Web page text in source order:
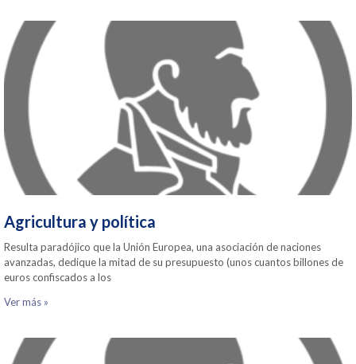
Agricultura y política
Resulta paradójico que la Unión Europea, una asociación de naciones
avanzadas, dedique la mitad de su presupuesto (unos cuantos billones de
euros confiscados a los
Ver más »